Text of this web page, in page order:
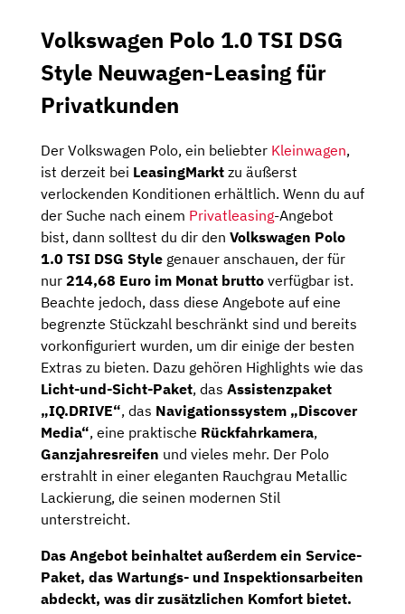
Volkswagen Polo 1.0 TSI DSG
Style Neuwagen-Leasing für
Privatkunden
Der Volkswagen Polo, ein beliebter Kleinwagen,
ist derzeit bei LeasingMarkt zu äußerst
verlockenden Konditionen erhältlich. Wenn du auf
der Suche nach einem Privatleasing-Angebot
bist, dann solltest du dir den Volkswagen Polo
1.0 TSI DSG Style genauer anschauen, der für
nur 214,68 Euro im Monat brutto verfügbar ist.
Beachte jedoch, dass diese Angebote auf eine
begrenzte Stückzahl beschränkt sind und bereits
vorkonfiguriert wurden, um dir einige der besten
Extras zu bieten. Dazu gehören Highlights wie das
Licht-und-Sicht-Paket, das Assistenzpaket
„IQ.DRIVE“, das Navigationssystem „Discover
Media“, eine praktische Rückfahrkamera,
Ganzjahresreifen und vieles mehr. Der Polo
erstrahlt in einer eleganten Rauchgrau Metallic
Lackierung, die seinen modernen Stil
unterstreicht.
Das Angebot beinhaltet außerdem ein Service-
Paket, das Wartungs- und Inspektionsarbeiten
abdeckt, was dir zusätzlichen Komfort bietet.